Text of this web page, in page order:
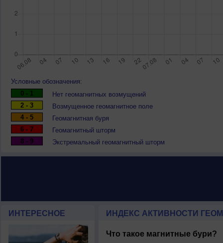
Условные обозначения:
0 - 1
Нет геомагнитных возмущений
2 - 3
Возмущенное геомагнитное поле
4 - 5
Геомагнитная буря
6 - 7
Геомагнитный шторм
8 - 9
Экстремальный геомагнитный шторм
ИНТЕРЕСНОЕ ИНДЕКС АКТИВНОСТИ
Что такое магнитные бури?